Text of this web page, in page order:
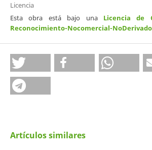
Licencia
Esta obra está bajo una Licencia de
Reconocimiento-Nocomercial-
Artículos similares